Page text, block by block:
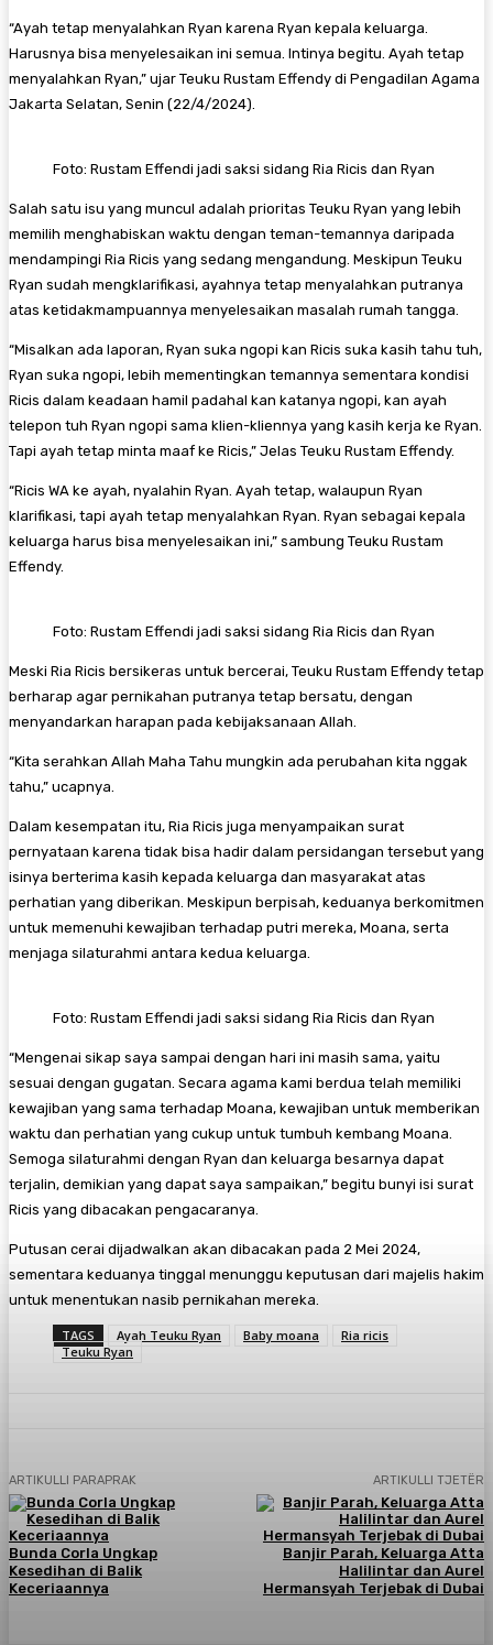
“Ayah tetap menyalahkan Ryan karena Ryan kepala keluarga.
Harusnya bisa menyelesaikan ini semua. Intinya begitu. Ayah tetap
menyalahkan Ryan,” ujar Teuku Rustam Effendy di Pengadilan Agama
Jakarta Selatan, Senin (22/4/2024).
Foto: Rustam Effendi jadi saksi sidang Ria Ricis dan Ryan
Salah satu isu yang muncul adalah prioritas Teuku Ryan yang lebih
memilih menghabiskan waktu dengan teman-temannya daripada
mendampingi Ria Ricis yang sedang mengandung. Meskipun Teuku
Ryan sudah mengklarifikasi, ayahnya tetap menyalahkan putranya
atas ketidakmampuannya menyelesaikan masalah rumah tangga.
“Misalkan ada laporan, Ryan suka ngopi kan Ricis suka kasih tahu tuh,
Ryan suka ngopi, lebih mementingkan temannya sementara kondisi
Ricis dalam keadaan hamil padahal kan katanya ngopi, kan ayah
telepon tuh Ryan ngopi sama klien-kliennya yang kasih kerja ke Ryan.
Tapi ayah tetap minta maaf ke Ricis,” Jelas Teuku Rustam Effendy.
“Ricis WA ke ayah, nyalahin Ryan. Ayah tetap, walaupun Ryan
klarifikasi, tapi ayah tetap menyalahkan Ryan. Ryan sebagai kepala
keluarga harus bisa menyelesaikan ini,” sambung Teuku Rustam
Effendy.
Foto: Rustam Effendi jadi saksi sidang Ria Ricis dan Ryan
Meski Ria Ricis bersikeras untuk bercerai, Teuku Rustam Effendy tetap
berharap agar pernikahan putranya tetap bersatu, dengan
menyandarkan harapan pada kebijaksanaan Allah.
“Kita serahkan Allah Maha Tahu mungkin ada perubahan kita nggak
tahu,” ucapnya.
Dalam kesempatan itu, Ria Ricis juga menyampaikan surat
pernyataan karena tidak bisa hadir dalam persidangan tersebut yang
isinya berterima kasih kepada keluarga dan masyarakat atas
perhatian yang diberikan. Meskipun berpisah, keduanya berkomitmen
untuk memenuhi kewajiban terhadap putri mereka, Moana, serta
menjaga silaturahmi antara kedua keluarga.
Foto: Rustam Effendi jadi saksi sidang Ria Ricis dan Ryan
“Mengenai sikap saya sampai dengan hari ini masih sama, yaitu
sesuai dengan gugatan. Secara agama kami berdua telah memiliki
kewajiban yang sama terhadap Moana, kewajiban untuk memberikan
waktu dan perhatian yang cukup untuk tumbuh kembang Moana.
Semoga silaturahmi dengan Ryan dan keluarga besarnya dapat
terjalin, demikian yang dapat saya sampaikan,” begitu bunyi isi surat
Ricis yang dibacakan pengacaranya.
Putusan cerai dijadwalkan akan dibacakan pada 2 Mei 2024,
sementara keduanya tinggal menunggu keputusan dari majelis hakim
untuk menentukan nasib pernikahan mereka.
TAGS Ayah Teuku Ryan Baby moana
Ria ricis
Teuku Ryan
ARTIKULLI PARAPRAK
Bunda Corla Ungkap
Kesedihan di Balik
Keceriaannya
ARTIKULLI TJETËR
Banjir Parah, Keluarga Atta
Halilintar dan Aurel
Hermansyah Terjebak di Dubai